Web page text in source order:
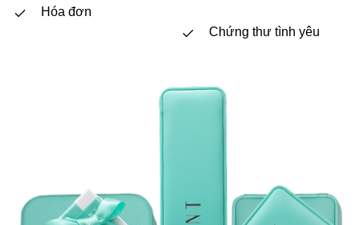
Hóa đơn
Chứng thư tình yêu